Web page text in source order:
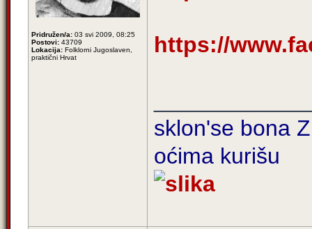
Pridružen/a: 03 svi 2009, 08:25
Postovi: 43709
Lokacija: Folklorni Jugoslaven,
praktični Hrvat
https://
sklon'se bona
oćima kurišu